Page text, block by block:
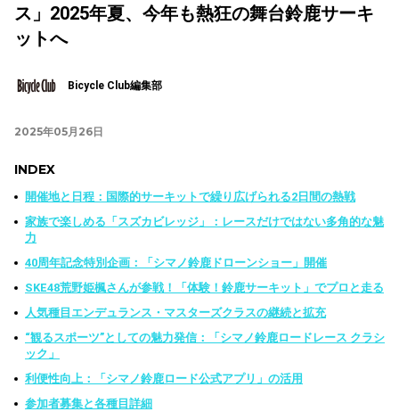
ス」2025年夏、今年も熱狂の舞台鈴鹿サーキ
ットへ
Bicycle Club編集部
2025年05月26日
INDEX
開催地と日程：国際的サーキットで繰り広げられる2日間の熱戦
家族で楽しめる「スズカビレッジ」：レースだけではない多角的な魅
力
40周年記念特別企画：「シマノ鈴鹿ドローンショー」開催
SKE48荒野姫楓さんが参戦！「体験！鈴鹿サーキット」でプロと走る
人気種目エンデュランス・マスターズクラスの継続と拡充
“観るスポーツ”としての魅力発信：「シマノ鈴鹿ロードレース クラシ
ック」
利便性向上：「シマノ鈴鹿ロード公式アプリ」の活用
参加者募集と各種目詳細